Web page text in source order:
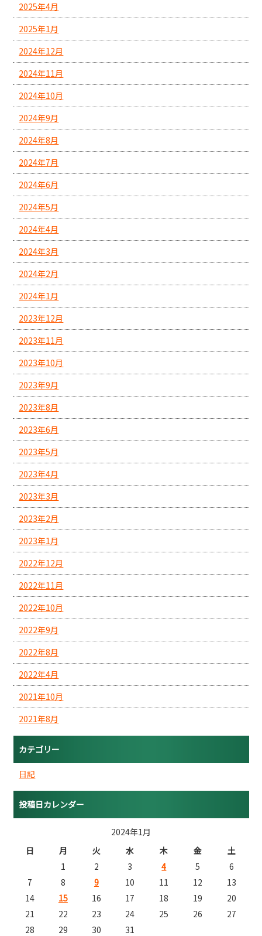
2025年4月
2025年1月
2024年12月
2024年11月
2024年10月
2024年9月
2024年8月
2024年7月
2024年6月
2024年5月
2024年4月
2024年3月
2024年2月
2024年1月
2023年12月
2023年11月
2023年10月
2023年9月
2023年8月
2023年6月
2023年5月
2023年4月
2023年3月
2023年2月
2023年1月
2022年12月
2022年11月
2022年10月
2022年9月
2022年8月
2022年4月
2021年10月
2021年8月
カテゴリー
日記
投稿日カレンダー
2024年1月
日
月 火 水 木 金
土
1
2 3 4 5
6
7
8 9 10 11 12
13
14
15 16 17 18 19
20
21
22 23 24 25 26
27
28
29 30 31